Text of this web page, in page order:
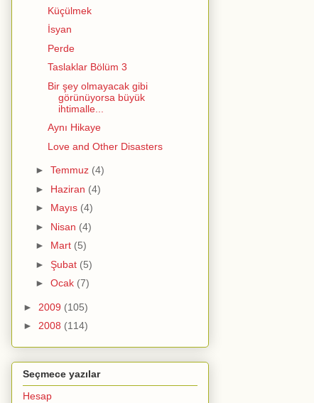
Küçülmek
İsyan
Perde
Taslaklar Bölüm 3
Bir şey olmayacak gibi
görünüyorsa büyük
ihtimalle...
Aynı Hikaye
Love and Other Disasters
► Temmuz (4)
► Haziran (4)
► Mayıs (4)
► Nisan (4)
► Mart (5)
► Şubat (5)
► Ocak (7)
► 2009 (105)
► 2008 (114)
Seçmece yazılar
Hesap